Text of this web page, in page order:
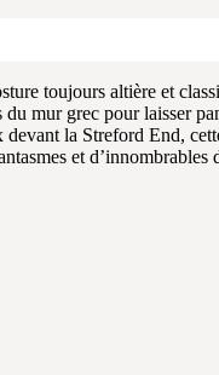
toujours altière et
du mur grec pour laisser
la Streford End,
et d’innombrables